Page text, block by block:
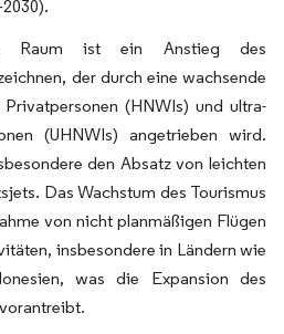
Raum ist ein Anstieg des
der durch eine wachsende
(HNWIs) und ultra-
(UHNWIs) angetrieben wird.
den Absatz von leichten
Das Wachstum des Tourismus
von nicht planmäßigen Flügen
insbesondere in Ländern wie
was die Expansion des